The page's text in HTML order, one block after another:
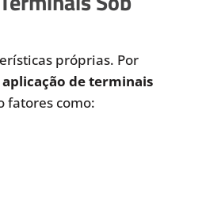
próprias. Por
de terminais
fatores como: